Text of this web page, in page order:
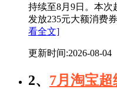
持续至8月9日。本次
发放235元大额消费
看全文]
更新时间:2026-08-04
2、 7月淘宝